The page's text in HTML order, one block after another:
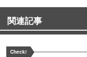
関連記事
Check!